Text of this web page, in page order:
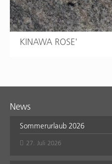
KINAWA ROSE'
News
Sommerurlaub 2026
27. Juli 2026